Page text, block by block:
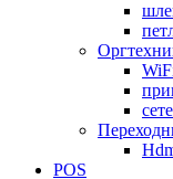
POS